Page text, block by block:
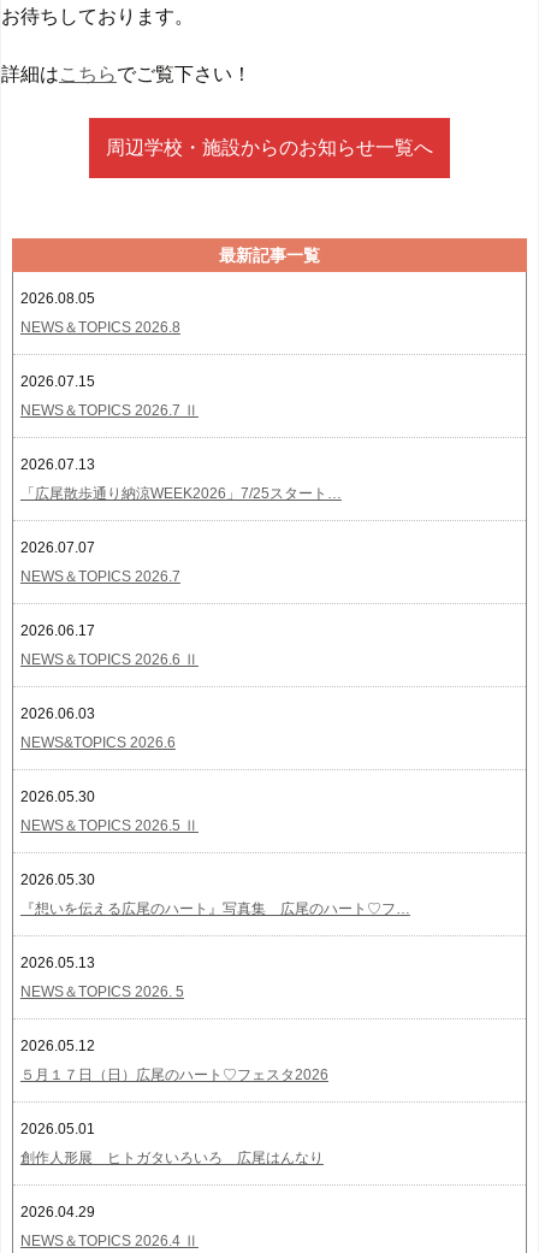
お待ちしております。
詳細はこちらでご覧下さい！
周辺学校・施設からのお知らせ一覧へ
最新記事一覧
2026.08.05
NEWS＆TOPICS 2026.8
2026.07.15
NEWS＆TOPICS 2026.7 Ⅱ
2026.07.13
「広尾散歩通り納涼WEEK2026」7/25スタート…
2026.07.07
NEWS＆TOPICS 2026.7
2026.06.17
NEWS＆TOPICS 2026.6 Ⅱ
2026.06.03
NEWS&TOPICS 2026.6
2026.05.30
NEWS＆TOPICS 2026.5 Ⅱ
2026.05.30
『想いを伝える広尾のハート』写真集 広尾のハート♡フ…
2026.05.13
NEWS＆TOPICS 2026. 5
2026.05.12
５月１７日（日）広尾のハート♡フェスタ2026
2026.05.01
創作人形展 ヒトガタいろいろ 広尾はんなり
2026.04.29
NEWS＆TOPICS 2026.4 Ⅱ